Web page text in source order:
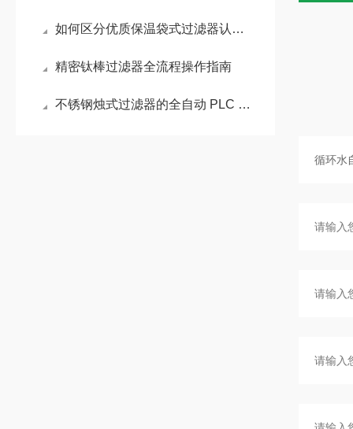
如何区分优质保温袋式过滤器认准这几项核心配置
精密钛棒过滤器全流程操作指南
不锈钢烛式过滤器的全自动 PLC 控制系统配置方案